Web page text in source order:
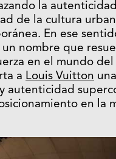
la
de la cultura
En ese
un nombre que
en el mundo
a Louis Vuitton
autenticidad
en la